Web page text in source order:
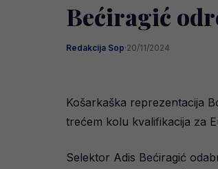
Bećiragić
Redakcija Sop·20/11/2024
Košarkaška reprezentacija
trećem kolu kvalifikacija za
Selektor Adis Bećiragić